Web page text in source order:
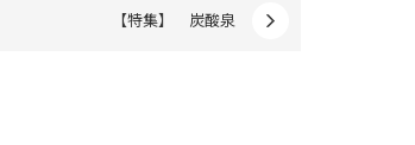
【特集】 炭酸泉